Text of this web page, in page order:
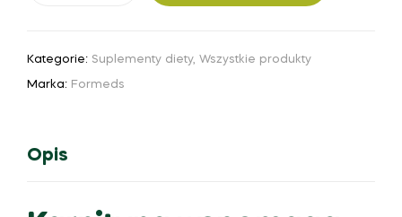
Kategorie: Suplementy diety, Wszystkie produkty
Marka: Formeds
Opis